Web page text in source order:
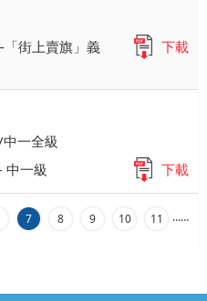
街上賣旗」義
下載
一全級
中一級
下載
…
7 8 9 10 11 …